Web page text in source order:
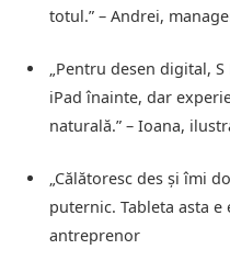
totul.” – Andrei,
„Pentru desen digital,
iPad înainte, dar
naturală.” – Ioana,
„Călătoresc des și îmi
puternic. Tableta asta e
antreprenor